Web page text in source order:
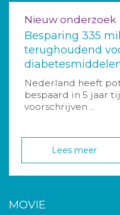
Nieuw onderzoek
Besparing 335
terughoudend
Nederland heeft
bespaard in 5 jaar
voorschrijven ...
Lees meer
MOVIE